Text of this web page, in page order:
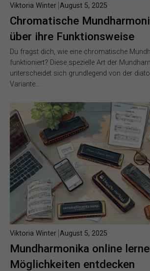
Chromatische
über ihre Funktionsweise
Viktoria Winter August 5, 2025
Du fragst dich, wie eine chromatische
funktioniert? Diese spezielle Art der
unterscheidet sich grundlegend von der
Variante….
Mundharmonika online
Möglichkeiten entdecken
Viktoria Winter August 5, 2025